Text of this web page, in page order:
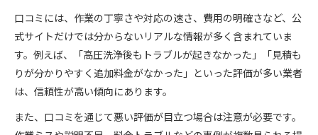
口コミには、作業の丁寧さや対応の速さ、費用の明確さなど、公
式サイトだけでは分からないリアルな情報が多く含まれていま
す。例えば、「高圧洗浄後もトラブルが起きなかった」「見積も
りが分かりやすく追加料金がなかった」といった評価が多い業者
は、信頼性が高い傾向にあります。
また、口コミを通じて悪い評価が目立つ場合は注意が必要です。